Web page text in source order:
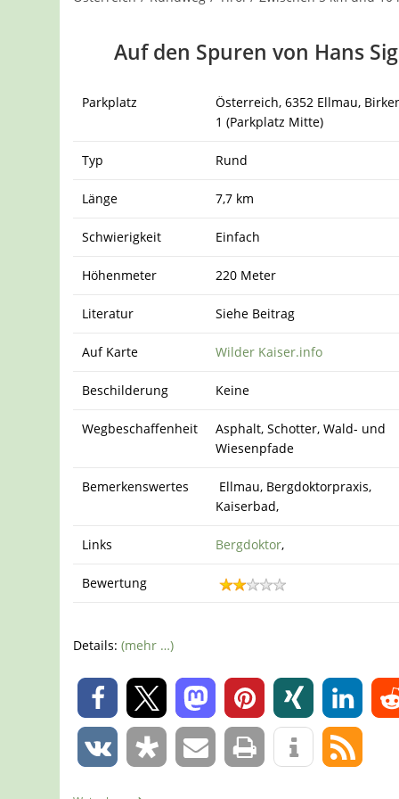
Auf den Spuren von Hans
Parkplatz
Österreich, 6352 Ellmau,
1 (Parkplatz Mitte)
Typ Rund
Länge 7,7 km
Schwierigkeit Einfach
Höhenmeter 220 Meter
Literatur Siehe Beitrag
Auf Karte Wilder Kaiser.info
Beschilderung Keine
Wegbeschaffenheit
Asphalt, Schotter, Wald- und
Wiesenpfade
Bemerkenswertes
Ellmau, Bergdoktorpraxis,
Kaiserbad,
Links Bergdoktor,
Bewertung
Details:(mehr …)
0
0